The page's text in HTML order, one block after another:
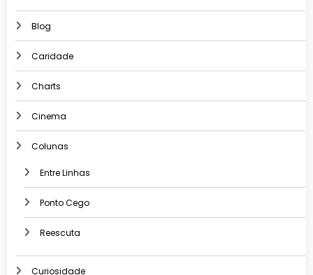
Blog
Caridade
Charts
Cinema
Colunas
Entre Linhas
Ponto Cego
Reescuta
Curiosidade